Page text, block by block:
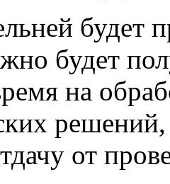
будет
будет
на
от